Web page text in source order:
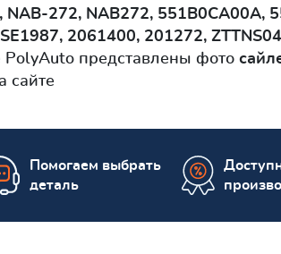
NAB-272, NAB272, 551B0CA00A,
2061400, 201272,
представлены фото
сайте
Помогаем выбрать
деталь